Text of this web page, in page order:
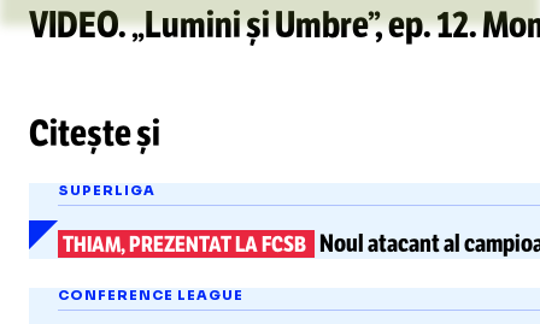
VIDEO. „Lumini și Umbre”, ep. 12.
Citește și
SUPERLIGA
THIAM, PREZENTAT LA FCSB Noul atacant al
CONFERENCE LEAGUE